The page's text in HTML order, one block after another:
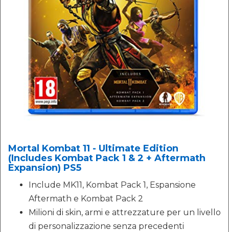
Mortal Kombat 11 - Ultimate Edition
(Includes Kombat Pack 1 & 2 + Aftermath
Expansion) PS5
Include MK11, Kombat Pack 1, Espansione
Aftermath e Kombat Pack 2
Milioni di skin, armi e attrezzature per un livello
di personalizzazione senza precedenti